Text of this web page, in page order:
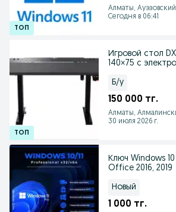
Алматы,
Сегодня в 06:41
Игровой стол
140×75 с
Б/у
150 000 тг.
Алматы,
30 июля 2026 г.
Ключ Windows 10
Office 2016, 2019
Новый
1 000 тг.